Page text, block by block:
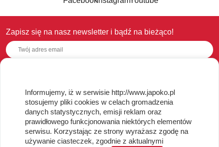
Zapisz się na nasz newsletter i bądź na bieżąco!
OBSŁUGA KLIENTA
Regulamin i Polityka Cookies
Dostawa, Reklamacje i Zwroty
Metody płatności
Standardy jakości i bezpieczeństwa
Informujemy, iż w serwisie http://www.japoko.pl
stosujemy pliki cookies w celach gromadzenia
danych statystycznych, emisji reklam oraz
prawidłowego funkcjonowania niektórych elementów
serwisu. Korzystając ze strony wyrażasz zgodę na
używanie ciasteczek, zgodnie z aktualnymi